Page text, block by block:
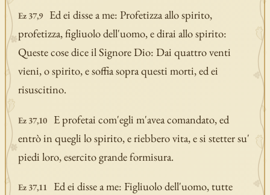
Ez 37,9
Ed ei disse a me: Profetizza allo spirito,
profetizza, figliuolo dell'uomo, e dirai allo spirito:
Queste cose dice il Signore Dio: Dai quattro venti
vieni, o spirito, e soffia sopra questi morti, ed ei
risuscitino.
Ez 37,10
E profetai com'egli m'avea comandato, ed
entrò in quegli lo spirito, e riebbero vita, e si stetter su'
piedi loro, esercito grande formisura.
Ez 37,11
Ed ei disse a me: Figliuolo dell'uomo, tutte